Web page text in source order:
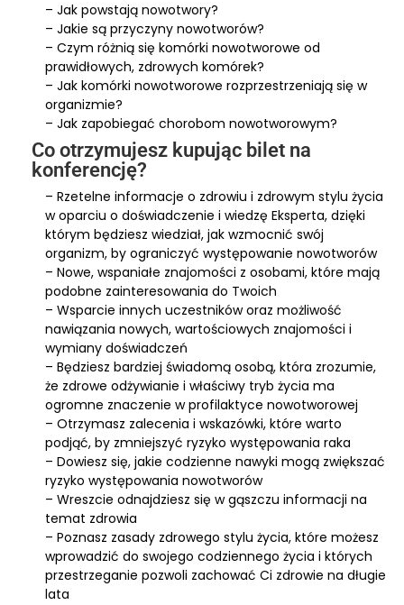
– Jak powstają nowotwory?
– Jakie są przyczyny nowotworów?
– Czym różnią się komórki nowotworowe od
prawidłowych, zdrowych komórek?
– Jak komórki nowotworowe rozprzestrzeniają się w
organizmie?
– Jak zapobiegać chorobom nowotworowym?
Co otrzymujesz kupując bilet na
konferencję?
– Rzetelne informacje o zdrowiu i zdrowym stylu życia
w oparciu o doświadczenie i wiedzę Eksperta, dzięki
którym będziesz wiedział, jak wzmocnić swój
organizm, by ograniczyć występowanie nowotworów
– Nowe, wspaniałe znajomości z osobami, które mają
podobne zainteresowania do Twoich
– Wsparcie innych uczestników oraz możliwość
nawiązania nowych, wartościowych znajomości i
wymiany doświadczeń
– Będziesz bardziej świadomą osobą, która zrozumie,
że zdrowe odżywianie i właściwy tryb życia ma
ogromne znaczenie w profilaktyce nowotworowej
– Otrzymasz zalecenia i wskazówki, które warto
podjąć, by zmniejszyć ryzyko występowania raka
– Dowiesz się, jakie codzienne nawyki mogą zwiększać
ryzyko występowania nowotworów
– Wreszcie odnajdziesz się w gąszczu informacji na
temat zdrowia
– Poznasz zasady zdrowego stylu życia, które możesz
wprowadzić do swojego codziennego życia i których
przestrzeganie pozwoli zachować Ci zdrowie na długie
lata